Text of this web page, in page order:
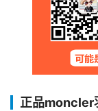
正品moncler